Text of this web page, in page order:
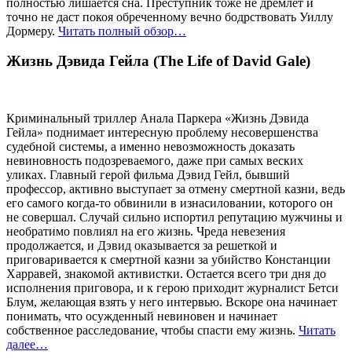
точно не даст покоя обреченному вечно бодрствовать Уиллу
Дормеру. Читать полный обзор…
Жизнь Дэвида Гейла (The Life of David Gale)
Криминальный триллер Анала Паркера «Жизнь Дэвида
Гейла» поднимает интересную проблему несовершенства
судебной системы, а именно невозможность доказать
невиновность подозреваемого, даже при самых веских
уликах. Главный герой фильма Дэвид Гейл, бывший
профессор, активно выступает за отмену смертной казни, ведь
его самого когда-то обвинили в изнасиловании, которого он
не совершал. Случай сильно испортил репутацию мужчины и
необратимо повлиял на его жизнь. Чреда невезения
продолжается, и Дэвид оказывается за решеткой и
приговаривается к смертной казни за убийство Констанции
Харравей, знакомой активистки. Остается всего три дня до
исполнения приговора, и к герою приходит журналист Бетси
Блум, желающая взять у него интервью. Вскоре она начинает
понимать, что осужденный невиновен и начинает
собственное расследование, чтобы спасти ему жизнь. Читать
далее…